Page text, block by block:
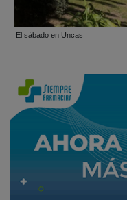
El sábado en Uncas